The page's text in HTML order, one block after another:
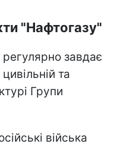
"Нафтогазу"
завдає
та
Групи
війська